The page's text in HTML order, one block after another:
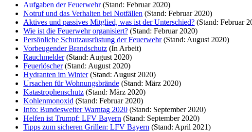
Aufgaben der Feuerwehr(Stand: Februar 2020)
Notruf und das Verhalten bei Notfällen (Stand: Februar 2020)
Aktives und passives Mitglied, was ist der Unterschied? (Stand: Februar
Wie ist die Feuerwehr organisiert? (Stand: Februar 2020)
Persönliche Schutzausrüstung der Feuerwehr(Stand: August 2020)
Vorbeugender Brandschutz (In Arbeit)
Rauchmelder(Stand: August 2020)
Feuerlöscher(Stand: August 2020)
Hydranten im Winter(Stand: August 2020)
Ursachen für Wohnungsbrände (Stand: März 2020)
Katastrophenschutz (Stand: März 2020)
Kohlenmonoxid (Stand: Februar 2020)
Info: Bundesweiter Warntag 2020 (Stand: September 2020)
Helfen ist Trumpf: LFV Bayern (Stand: September 2020)
Tipps zum sicheren Grillen: LFV Bayern (Stand: April 2021)